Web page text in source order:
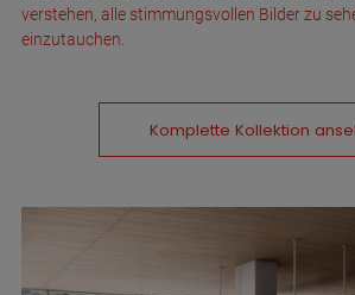
verstehen, alle stimmungsvollen Bilder zu
einzutauchen.
Komplette Kollektion